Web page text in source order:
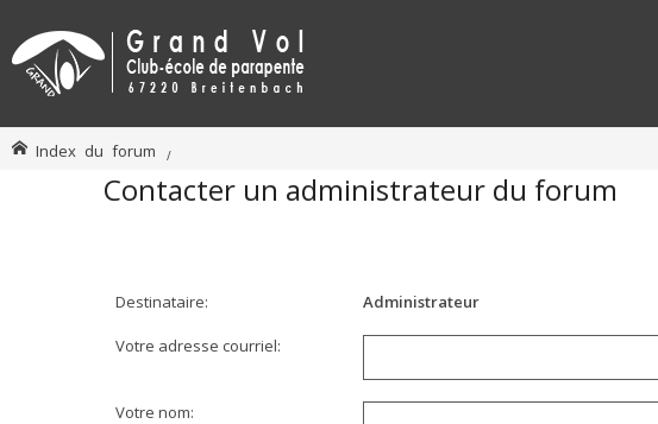
Index du forum
Contacter un administrateur du forum
Destinataire: Administrateur
Votre adresse courriel:
Votre nom: